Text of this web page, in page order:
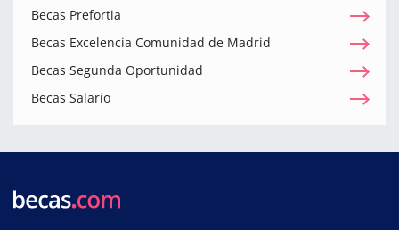
Becas Prefortia
Becas Excelencia Comunidad de Madrid
Becas Segunda Oportunidad
Becas Salario